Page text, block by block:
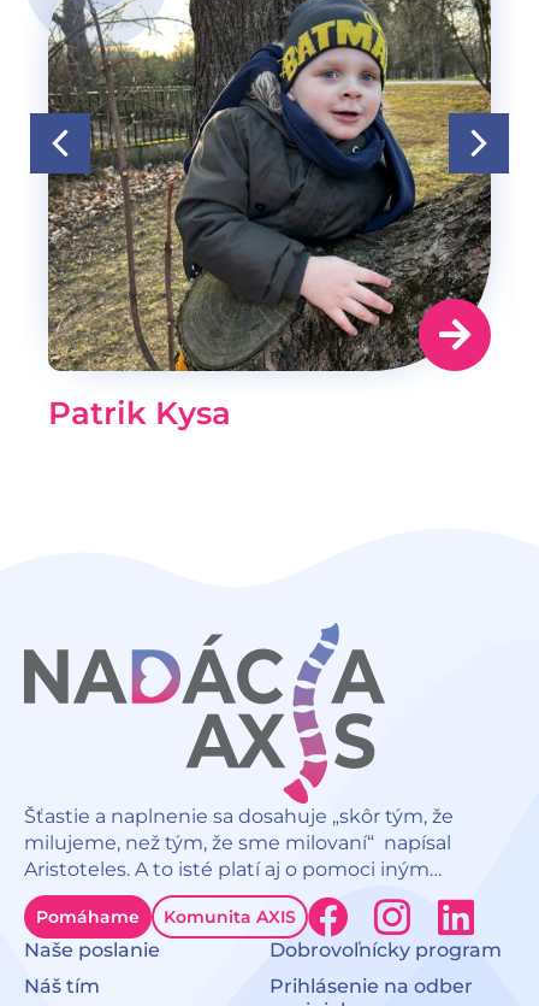
Patrik Kysa
Šťastie a naplnenie sa dosahuje „skôr tým, že
milujeme, než tým, že sme milovaní“ napísal
Aristoteles. A to isté platí aj o pomoci iným…
Pomáhame Komunita AXIS
F
a
I
n
L
i
Naše poslanie
Náš tím
Dobrovoľnícky program
Prihlásenie na odber